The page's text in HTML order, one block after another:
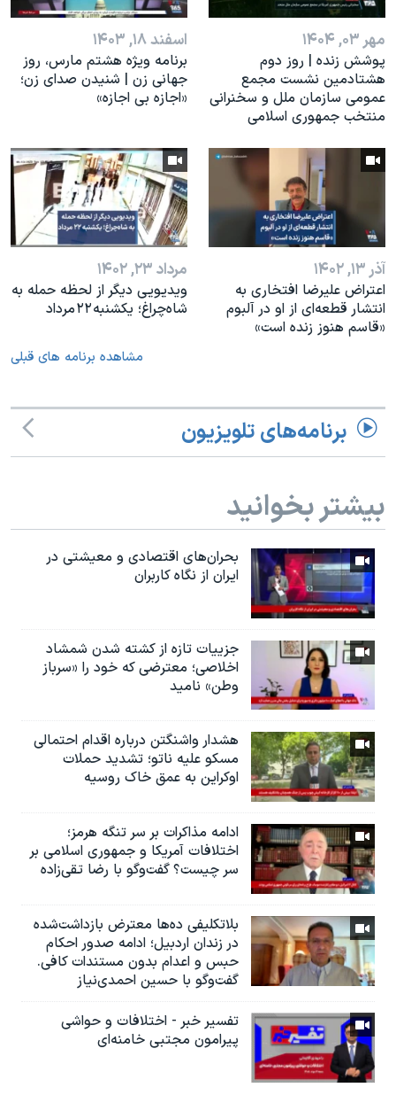
مهر ۰۳, ۱۴۰۴
پوشش زنده | روز دوم
هشتادمین نشست مجمع
عمومی سازمان ملل و سخنرانی
منتخب جمهوری اسلامی
اسفند ۱۸, ۱۴۰۳
برنامه ویژه هشتم مارس، روز
جهانی زن | شنیدن صدای زن؛
«اجازه بی اجازه»
آذر ۱۳, ۱۴۰۲
اعتراض علیرضا افتخاری به
انتشار قطعه‌ای از او در آلبوم
«قاسم هنوز زنده است»
مرداد ۲۳, ۱۴۰۲
ویدیویی دیگر از لحظه حمله به
شاه‌چراغ؛ یکشنبه ۲۲ مرداد
مشاهده برنامه های قبلی
برنامه‌های تلویزیون
بیشتر بخوانید
بحران‌های اقتصادی و معیشتی در
ایران از نگاه کاربران
جزییات تازه از کشته شدن شمشاد
اخلاصی؛ معترضی که خود را «سرباز
وطن» نامید
هشدار واشنگتن درباره اقدام احتمالی
مسکو علیه ناتو؛ تشدید حملات
اوکراین به عمق خاک روسیه
ادامه مذاکرات بر سر تنگه هرمز؛
اختلافات آمریکا و جمهوری اسلامی بر
سر چیست؟ گفت‌وگو با رضا تقی‌زاده
بلاتکلیفی ده‌ها معترض بازداشت‌شده
در زندان اردبیل؛ ادامه صدور احکام
حبس و اعدام بدون مستندات کافی.
گفت‌وگو با حسین احمدی‌نیاز
تفسیر خبر - اختلافات و حواشی
پیرامون مجتبی خامنه‌ای